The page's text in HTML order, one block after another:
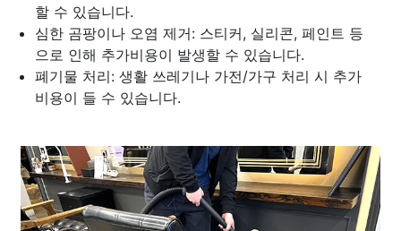
할 수 있습니다.
심한 곰팡이나 오염 제거: 스티커, 실리콘, 페인트 등
으로 인해 추가비용이 발생할 수 있습니다.
폐기물 처리: 생활 쓰레기나 가전/가구 처리 시 추가
비용이 들 수 있습니다.